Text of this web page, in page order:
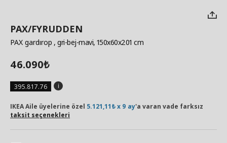
PAX/FYRUDDEN
PAX gardırop , gri-bej-mavi, 150x60x201 cm
46.090₺
395.817.76
IKEA Aile üyelerine özel 5.121,11₺ x 9 ay'a varan vade farksız
taksit seçenekleri